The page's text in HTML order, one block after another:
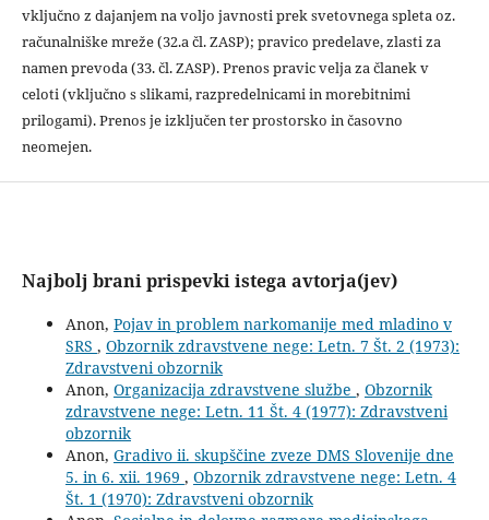
vključno z dajanjem na voljo javnosti prek svetovnega spleta oz.
računalniške mreže (32.a čl. ZASP); pravico predelave, zlasti za
namen prevoda (33. čl. ZASP). Prenos pravic velja za članek v
celoti (vključno s slikami, razpredelnicami in morebitnimi
prilogami). Prenos je izključen ter prostorsko in časovno
neomejen.
Najbolj brani prispevki istega avtorja(jev)
Anon, Pojav in problem narkomanije med mladino v
SRS , Obzornik zdravstvene nege: Letn. 7 Št. 2 (1973):
Zdravstveni obzornik
Anon, Organizacija zdravstvene službe , Obzornik
zdravstvene nege: Letn. 11 Št. 4 (1977): Zdravstveni
obzornik
Anon, Gradivo ii. skupščine zveze DMS Slovenije dne
5. in 6. xii. 1969 , Obzornik zdravstvene nege: Letn. 4
Št. 1 (1970): Zdravstveni obzornik